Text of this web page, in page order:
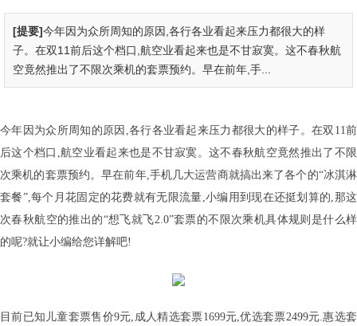
[提要]今年因为众所周知的原因,各行各业看起来压力都很大的样
子。在双11前后这个档口,航空业看起来也是不甘寂寞。这不春秋航
空竟然推出了不限次乘机的套票预约。早在前年,手...
今年因为众所周知的原因,各行各业看起来压力都很大的样子。在双11前
后这个档口,航空业看起来也是不甘寂寞。这不春秋航空竟然推出了不限
次乘机的套票预约。早在前年,手机几大运营商就搞出来了各个的“冰淇淋
套餐”,每个月花固定的花费就有无限流量,小编用到现在还挺划算的,那这
次春秋航空的推出的“想飞就飞2.0”套票的不限次乘机具体规则是什么样
的呢?就让小编给您详解吧!
目前已知儿童套票售价9元,成人精选套票1699元,优选套票2499元.惠选套